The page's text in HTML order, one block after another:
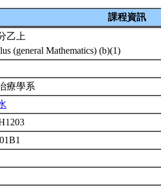
課程資訊
乙上
(general Mathematics) (b)(1)
療學系